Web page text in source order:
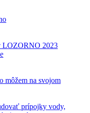
LOZORNO 2023
môžem na svojom
prípojky vody,